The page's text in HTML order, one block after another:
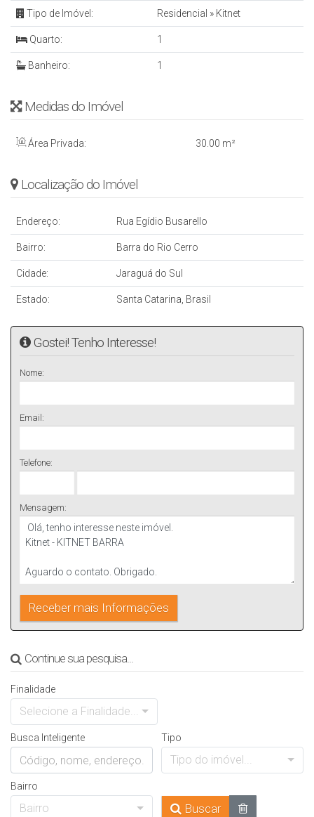
Tipo de Imóvel: Residencial » Kitnet
Quarto: 1
Banheiro: 1
Medidas do Imóvel
Área Privada: 30.00 m²
Localização do Imóvel
Endereço: Rua Egídio Busarello
Bairro: Barra do Rio Cerro
Cidade: Jaraguá do Sul
Estado: Santa Catarina, Brasil
Gostei! Tenho Interesse!
Nome:
Email:
Telefone:
Mensagem:
Continue sua pesquisa...
Finalidade
Selecione a Finalidade...
Busca Inteligente Tipo
Tipo do imóvel...
Bairro
Bairro Buscar